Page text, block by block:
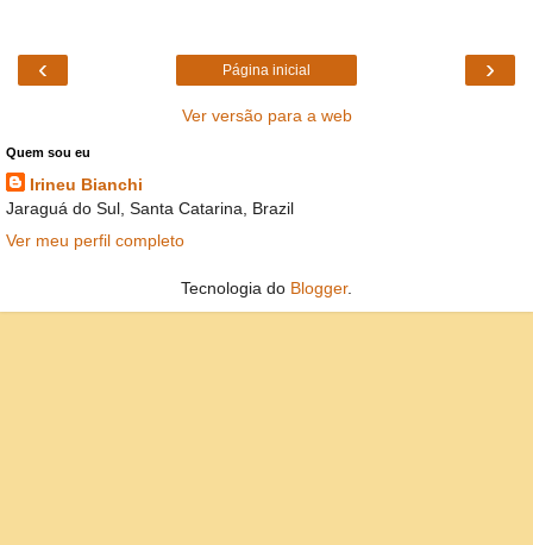
‹ ›
Página inicial
Ver versão para a web
Quem sou eu
Irineu Bianchi
Jaraguá do Sul, Santa Catarina, Brazil
Ver meu perfil completo
Tecnologia do Blogger.